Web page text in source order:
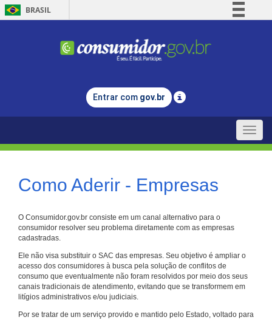
BRASIL
Comunica BR
Legislação
Entrar com gov.br
Toggle
Como Aderir - Empresas
O Consumidor.gov.br consiste em um canal alternativo para o
consumidor resolver seu problema diretamente com as empresas
cadastradas.
Ele não visa substituir o SAC das empresas. Seu objetivo é ampliar o
acesso dos consumidores à busca pela solução de conflitos de
consumo que eventualmente não foram resolvidos por meio dos seus
canais tradicionais de atendimento, evitando que se transformem em
litígios administrativos e/ou judiciais.
Por se tratar de um serviço provido e mantido pelo Estado, voltado para